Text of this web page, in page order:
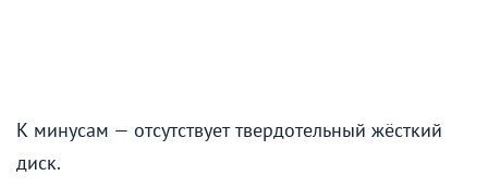
К минусам — отсутствует твердотельный жёсткий
диск.